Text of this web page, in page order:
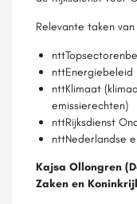
Relevante taken
nttEnergiebeleid
nttKlimaat
emissierechten)
nttRijksdienst
nttNederlandse
Kajsa Ollongren
Zaken en